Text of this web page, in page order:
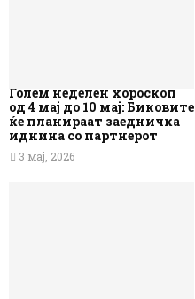
Голем неделен хороскоп
од 4 мај до 10 мај: Биковите
ќе планираат заедничка
иднина со партнерот
3 мај, 2026